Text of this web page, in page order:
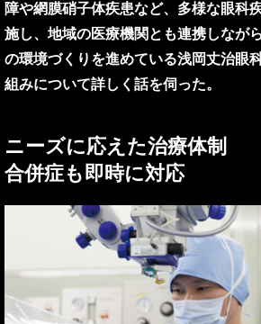
障や網膜硝子体疾患など、多様な眼科
施し、地域の医療機関とも連携しなが
の環境づくりを進めている浅岡丈治眼
組みについて詳しく話を伺った。
ニーズに応えた治療体制
合併症も即時に対応